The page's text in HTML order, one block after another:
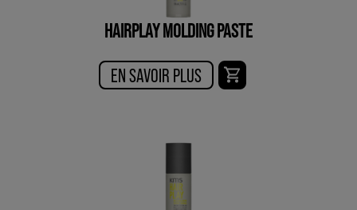
HAIRPLAY MOLDING PASTE
EN SAVOIR PLUS